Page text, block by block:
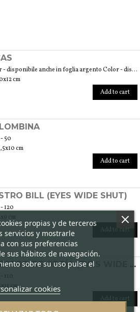
Color - disponibile anche in foglia argento Color - disponibile anche in foglia oro
cm
Add to cart
50
cm
Add to cart
BILL (EYES WIDE SHUT)
120
Add to cart
MAESTRO DE ORGÍA (EYES WIDE SHUT)
cm
Add to cart
propias y de terceros
servicios y mostrarle
con sus preferencias
sus hábitos de navegación.
sobre su uso pulse el
cookies